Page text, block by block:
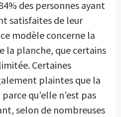
des personnes ayant
satisfaites de leur
modèle concerne la
la planche, que certains
Certaines
plaintes que la
qu’elle n’est pas
selon de nombreuses